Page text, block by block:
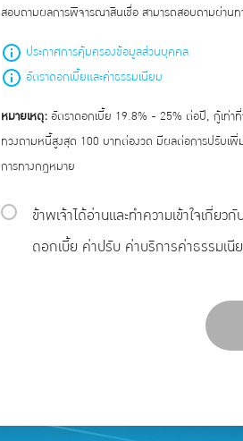
สอบถามผลการพิจารณาสินเชื่อ สามารถสอบถามผ่าน
ประกาศการคุ้มครองข้อมูลส่วนบุคคล
อัตราดอกเบี้ยและค่าธรรมเนียม
หมายเหตุ:อัตราดอกเบี้ย 19.8% - 25% ต่อปี, กู้เท่าที่
ทวงถามหนี้สูงสุด 100 บาทต่องวด มีผลต่อการปรับเพิ่
การทางกฎหมาย
ข้าพเจ้าได้อ่านและทำความเข้าใจเกี่
ดอกเบี้ย ค่าปรับ ค่าบริการค่าธรรมเนี